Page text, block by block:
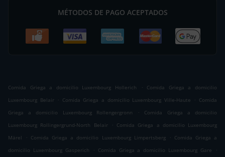
MÉTODOS DE PAGO ACEPTADOS
Comida Griega a domicilio Luxembourg Hollerich .
Comida Griega a domicilio
Luxembourg Belair . Comida Griega a domicilio Luxembourg Ville-Haute . Comida
Griega a domicilio Luxembourg Rollengergronn
.
Comida Griega a domicilio
Luxembourg Rollingergrund-North Belair
. Comida Griega a domicilio Luxembourg
Märel
. Comida Griega a domicilio Luxembourg Limpertsberg . Comida Griega a
domicilio Luxembourg Gasperich
. Comida Griega a domicilio Luxembourg Gare
.